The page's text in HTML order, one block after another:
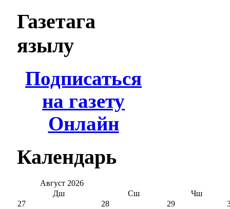
Газетага
язылу
Подписаться
на газету
Онлайн
Календарь
Август 2026
Дш
Сш
Чш
27
28 29